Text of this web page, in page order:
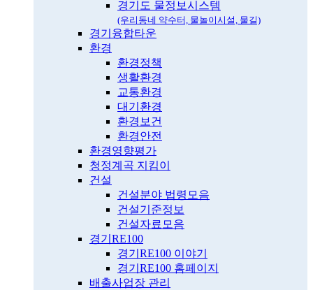
경기도 물정보시스템
(우리동네 약수터, 물놀이시설, 물길)
경기융합타운
환경
환경정책
생활환경
교통환경
대기환경
환경보건
환경안전
환경영향평가
청정계곡 지킴이
건설
건설분야 법령모음
건설기준정보
건설자료모음
경기RE100
경기RE100 이야기
경기RE100 홈페이지
배출사업장 관리